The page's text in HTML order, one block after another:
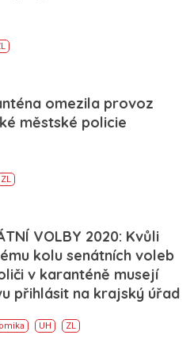
omezila provoz
městské policie
ZL
VOLBY 2020: Kvůli
kolu senátních voleb
v karanténě musejí
přihlásit na krajský úřad
UH ZL